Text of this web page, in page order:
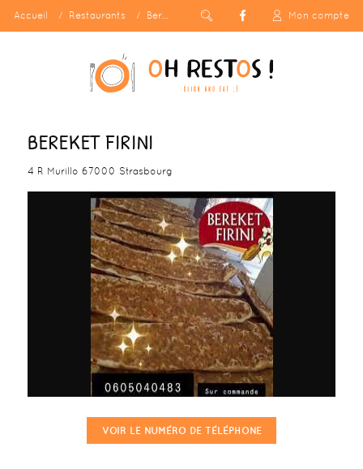
Accueil Restaurants Bereket Firini Mon compte
BEREKET FIRINI
4 R Murillo 67000 Strasbourg
VOIR LE NUMÉRO DE TÉLÉPHONE